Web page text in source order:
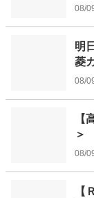
08/
明
菱
08/
【
＞
08/
【